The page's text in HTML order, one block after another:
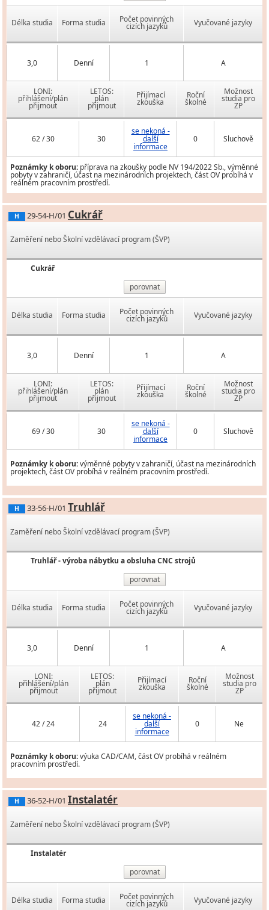
Délka studia Forma studia Počet povinných
cizích jazyků Vyučované jazyky
3,0 Denní 1 A
LONI:
přihlášení/plán
přijmout
LETOS:
plán
přijmout
Přijímací
zkouška
Roční
školné
Možnost
studia pro
ZP
62 / 30 30
se nekoná -
další
informace
0 Sluchově
Poznámky k oboru: příprava na zkoušky podle NV 194/2022 Sb., výměnné
pobyty v zahraničí, účast na mezinárodních projektech, část OV probíhá v
reálném pracovním prostředí.
H 29-54-H/01 Cukrář
Zaměření nebo Školní vzdělávací program (ŠVP)
Cukrář
porovnat
Délka studia Forma studia Počet povinných
cizích jazyků Vyučované jazyky
3,0 Denní 1 A
LONI:
přihlášení/plán
přijmout
LETOS:
plán
přijmout
Přijímací
zkouška
Roční
školné
Možnost
studia pro
ZP
69 / 30 30
se nekoná -
další
informace
0 Sluchově
Poznámky k oboru:výměnné pobyty v zahraničí, účast na mezinárodních
projektech, část OV probíhá v reálném pracovním prostředí.
H 33-56-H/01 Truhlář
Zaměření nebo Školní vzdělávací program (ŠVP)
Truhlář - výroba nábytku a obsluha CNC strojů
porovnat
Délka studia Forma studia Počet povinných
cizích jazyků Vyučované jazyky
3,0 Denní 1 A
LONI:
přihlášení/plán
přijmout
LETOS:
plán
přijmout
Přijímací
zkouška
Roční
školné
Možnost
studia pro
ZP
42 / 24 24
se nekoná -
další
informace
0 Ne
Poznámky k oboru:výuka CAD/CAM, část OV probíhá v reálném
pracovním prostředí.
H 36-52-H/01 Instalatér
Zaměření nebo Školní vzdělávací program (ŠVP)
Instalatér
porovnat
Délka studia Forma studia Počet povinných
cizích jazyků Vyučované jazyky